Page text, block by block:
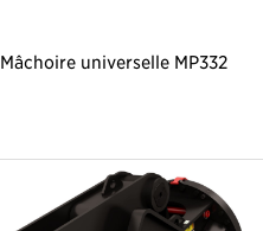
Mâchoire universelle MP332